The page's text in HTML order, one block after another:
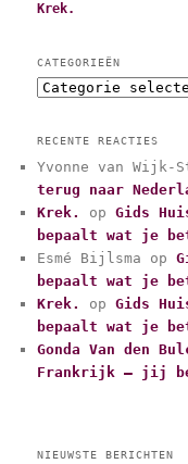
Krek.
CATEGORIEËN
C
e
g
o
r
i
e
ë
RECENTE REACTIES
Yvonne van Wijk-
terug naar
Krek.
opGids
bepaalt wat je
Esmé Bijlsma op
bepaalt wat je
Krek.
opGids
bepaalt wat je
Gonda Van den
Frankrijk – jij
NIEUWSTE BERICHTEN